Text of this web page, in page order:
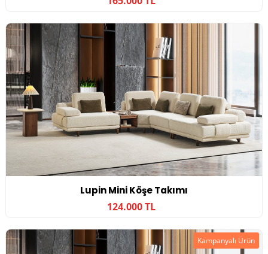
Lupin Mini Köşe Takımı
124.000 TL
Kampanyalı Ürün